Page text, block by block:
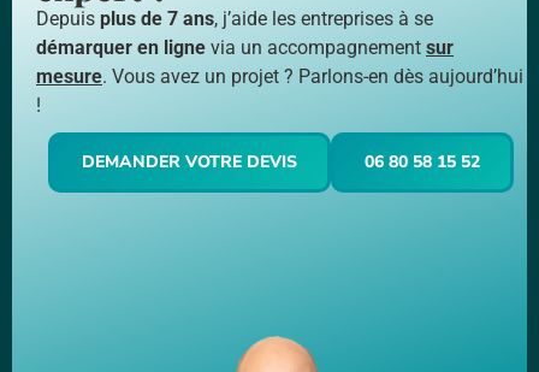
Depuis plus de 7 ans, j’aide les entreprises à se
démarquer en ligne via un accompagnement sur
mesure. Vous avez un projet ? Parlons-en dès aujourd’hui
!
DEMANDER VOTRE DEVIS 06 80 58 15 52